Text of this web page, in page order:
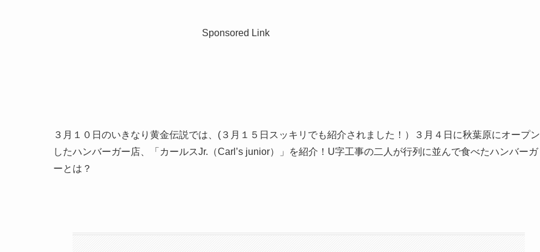
Sponsored Link
３月１０日のいきなり黄金伝説では、(３月１５日スッキリでも紹介されました！）３月４日に秋葉原にオープン
したハンバーガー店、「カールスJr.（Carl’s junior）」を紹介！U字工事の二人が行列に並んで食べたハンバーガ
ーとは？